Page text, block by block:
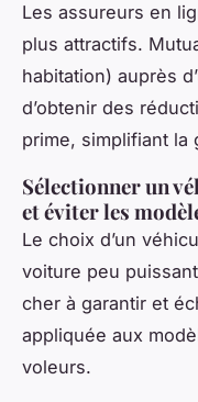
Les assureurs en
plus attractifs.
habitation) auprès
d’obtenir des
prime, simplifiant la
Sélectionner un
et éviter les
Le choix d’un
voiture peu
cher à garantir et
appliquée aux
voleurs.